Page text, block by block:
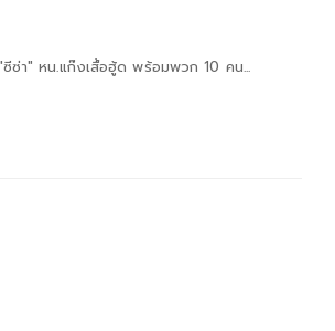
ซ่า" หน.แก๊งเสื้อฮู้ด พร้อมพวก 10 คน...